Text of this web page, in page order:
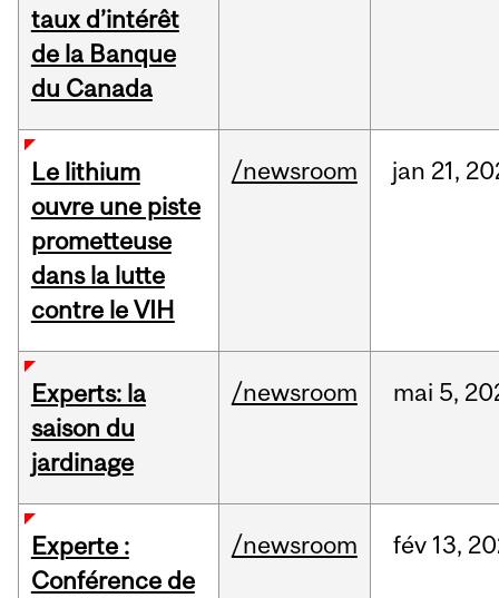
taux d’intérêt
de la Banque
du Canada
Le lithium
ouvre une piste
prometteuse
dans la lutte
contre le VIH
/newsroom jan 21,
Experts: la
saison du
jardinage
/newsroom mai 5,
Experte :
Conférence de
/newsroom fév 13,